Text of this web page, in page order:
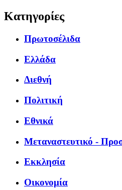
Κατηγορίες
Πρωτοσέλιδα
Ελλάδα
Διεθνή
Πολιτική
Εθνικά
Μεταναστευτικό -
Εκκλησία
Οικονομία